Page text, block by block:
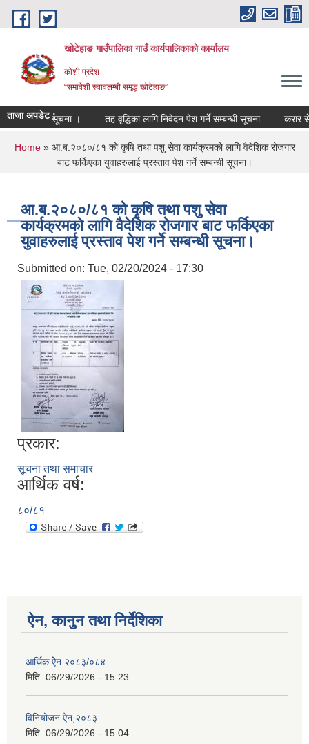
Skip to main content
खोटेहाङ गाउँपालिका गाउँ कार्यपालिकाको कार्यालय
कोशी प्रदेश
“समावेशी स्वावलम्बी समृद्ध खोटेहाङ”
ताजा अपडेट :
सूचना । तह वृद्धिका लागि निवेदन पेश गर्ने सम्बन्धी सूचना करार सेवा
You are here
Home» आ.ब.२०८०/८१ को कृषि तथा पशु सेवा कार्यक्रमको लागि वैदेशिक रोजगार
बाट फर्किएका युवाहरुलाई प्रस्ताव पेश गर्ने सम्बन्धी सूचना।
आ.ब.२०८०/८१ को कृषि तथा पशु सेवा
कार्यक्रमको लागि वैदेशिक रोजगार बाट फर्किएका
युवाहरुलाई प्रस्ताव पेश गर्ने सम्बन्धी सूचना।
Submitted on: Tue, 02/20/2024 - 17:30
प्रकार:
सूचना तथा समाचार
आर्थिक वर्ष:
८०/८१
ऐन, कानुन तथा निर्देशिका
आर्थिक ऐेन २०८३/०८४
मिति: 06/29/2026 - 15:23
विनियोजन ऐन,२०८३
मिति: 06/29/2026 - 15:04